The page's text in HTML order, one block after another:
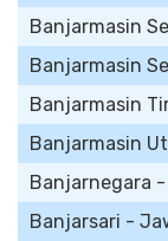
Banjarmasin
Banjarmasin
Banjarmasin
Banjarmasin
Banjarnegara
Banjarsari -